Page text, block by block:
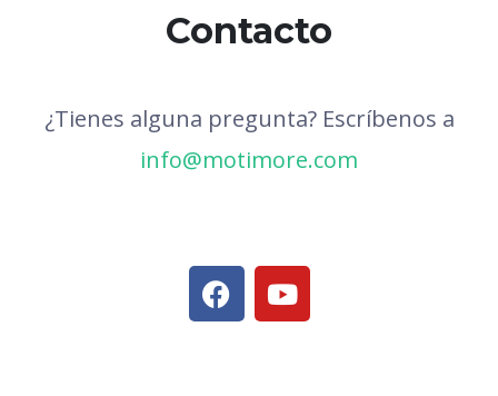
Contacto
¿Tienes alguna pregunta? Escríbenos a
info@motimore.com
F
a
c
Y
o
u